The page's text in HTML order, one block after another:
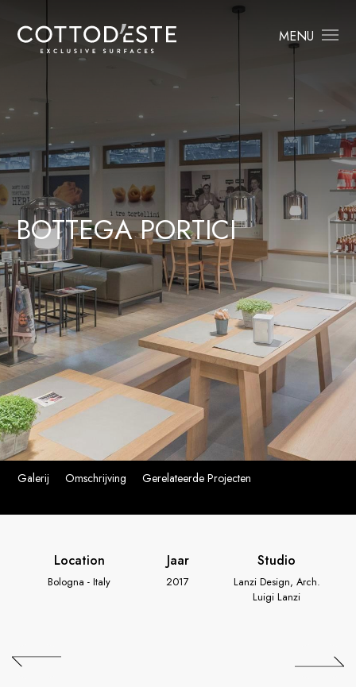
MENU
BOTTEGA PORTICI
Galerij Omschrijving Gerelateerde Projecten
Location
Bologna - Italy
Jaar
2017
Studio
Lanzi Design, Arch.
Luigi Lanzi